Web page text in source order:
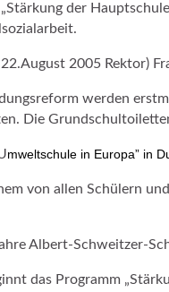
der
2005 Rektor)
werden
Die
mweltschule in Europa” in
von allen Schülern
Albert-Schweitzer-
das Programm